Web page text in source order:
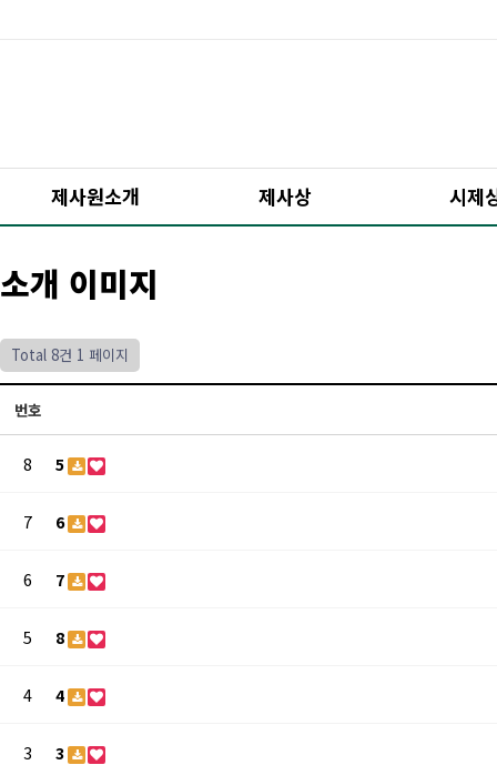
제사원소개 제사상 시제
소개 이미지
Total 8건 1 페이지
번호
8 5
7 6
6 7
5 8
4 4
3 3